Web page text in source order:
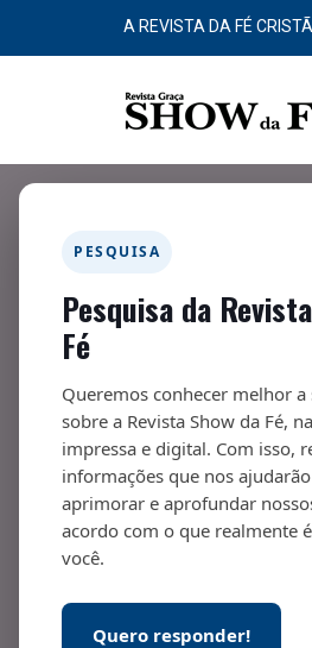
A REVISTA DA FÉ CRISTÃ
PESQUISA
Pesquisa da
Fé
Queremos conhecer melhor a
sobre a Revista Show da Fé,
impressa e digital. Com isso,
informações que nos
aprimorar e aprofundar
acordo com o que realmente
você.
Quero responder!